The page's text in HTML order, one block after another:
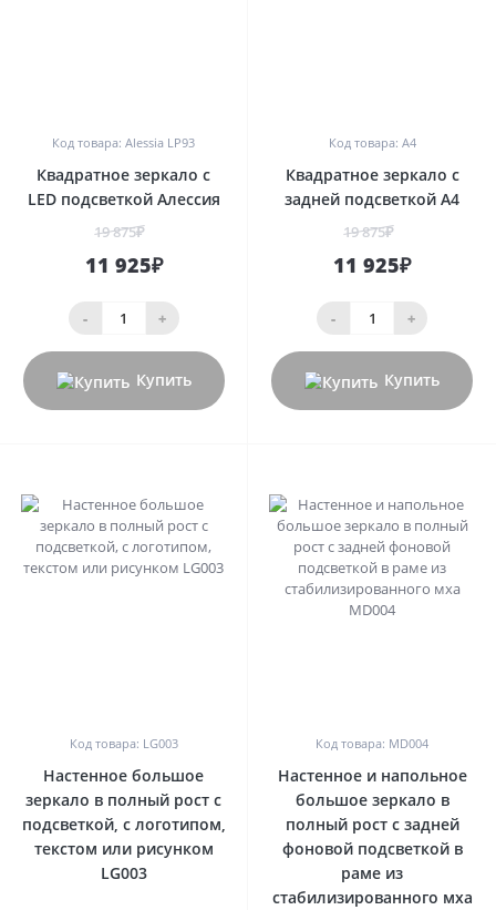
Код товара: Alessia LP93
Квадратное зеркало с
LED подсветкой Алессия
19 875₽
11 925₽
- +
Купить
Код товара: A4
Квадратное зеркало с
задней подсветкой A4
19 875₽
11 925₽
- +
Купить
Код товара: LG003
Настенное большое
зеркало в полный рост с
подсветкой, с логотипом,
текстом или рисунком
LG003
Код товара: MD004
Настенное и напольное
большое зеркало в
полный рост с задней
фоновой подсветкой в
раме из
стабилизированного мха